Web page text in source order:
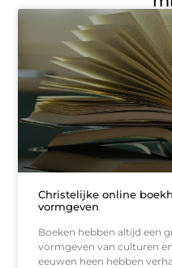
Christelijke online
vormgeven
Boeken hebben altijd een
vormgeven van culturen
eeuwen heen hebben